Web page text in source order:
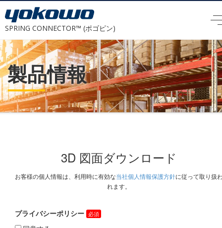
SPRING CONNECTOR™ (ポゴピン)
製品情報